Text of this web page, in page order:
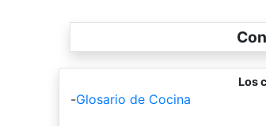
Los
-Glosario de Cocina